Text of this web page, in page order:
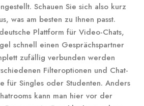
Schauen Sie sich also kurz
was am besten zu Ihnen passt.
Plattform für Video-Chats,
schnell einen Gesprächspartner
zufällig verbunden werden
Filteroptionen und Chat-
für Singles oder Studenten. Anders
kann man hier vor der